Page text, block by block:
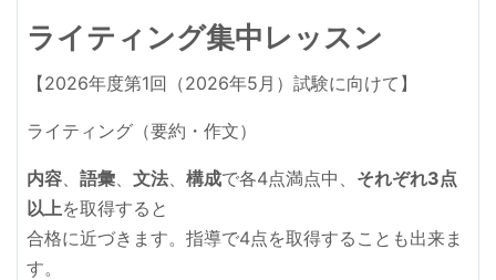
ライティング集中レッスン
【2026年度第1回（2026年5月）試験に向けて】
ライティング（要約・作文）
内容、 語彙、 文法、 構成で各4点満点中、 それぞれ3点
以上を取得すると
合格に近づきます。指導で4点を取得することも出来ま
す。